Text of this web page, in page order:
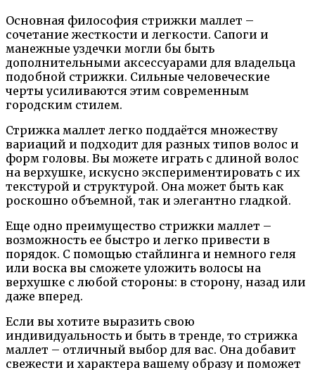
Основная философия стрижки маллет –
сочетание жесткости и легкости. Сапоги и
манежные уздечки могли бы быть
дополнительными аксессуарами для владельца
подобной стрижки. Сильные человеческие
черты усиливаются этим современным
городским стилем.
Стрижка маллет легко поддаётся множеству
вариаций и подходит для разных типов волос и
форм головы. Вы можете играть с длиной волос
на верхушке, искусно экспериментировать с их
текстурой и структурой. Она может быть как
роскошно объемной, так и элегантно гладкой.
Еще одно преимущество стрижки маллет –
возможность ее быстро и легко привести в
порядок. С помощью стайлинга и немного геля
или воска вы сможете уложить волосы на
верхушке с любой стороны: в сторону, назад или
даже вперед.
Если вы хотите выразить свою
индивидуальность и быть в тренде, то стрижка
маллет – отличный выбор для вас. Она добавит
свежести и характера вашему образу и поможет